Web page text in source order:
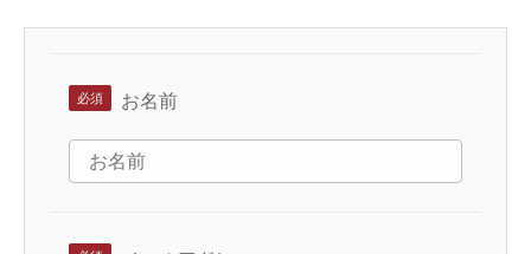
お名前